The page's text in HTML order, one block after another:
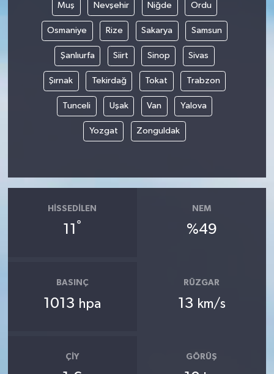
Muş Nevşehir Niğde Ordu
Osmaniye Rize Sakarya Samsun
Şanlıurfa Siirt Sinop Sivas
Şırnak Tekirdağ Tokat Trabzon
Tunceli Uşak Van Yalova
Yozgat Zonguldak
HISSEDILEN
11 °
NEM
%49
BASINÇ
1013 hpa
RÜZGAR
13 km/s
ÇIY GÖRÜŞ